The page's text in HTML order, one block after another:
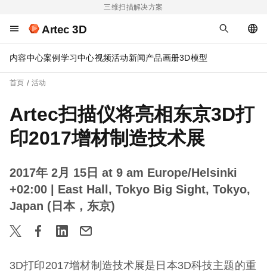
三维扫描解决方案
Artec 3D
内容中心案例 学习中心视频活动新闻产品画册3D模型
首页 活动
Artec扫描仪将亮相东京3D打
印2017增材制造技术展
2017年 2月 15日 at 9 am Europe/Helsinki
+02:00
| East Hall, Tokyo Big Sight, Tokyo,
Japan (日本，东京)
3D打印2017增材制造技术展是日本3D科技主题的重